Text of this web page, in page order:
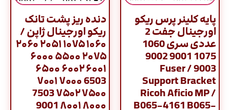
پایه کلینر پرس ریکو
اورجینال جفت 2
عددی سری 1060
1075 9001 9002
9003 / Fuser
Support Bracket
Ricoh Aficio MP /
B065-4161 B065-
دنده ریز پشت تانک
ریکو اورجینال ژاپن /
۱۰۶۰ ۱۰۷۵ ۲۰۵۱ ۲۰۶۰
۲۰۷۵ ۵۵۰۰ ۶۰۰۰
۶۰۰۱ ۶۰۰۲ ۶۵۰۰
6503 ۷۰۰۰ ۷۰۰۱
۷۵۰۰ ۷۵۰۲ 7503
۸۰۰۰ ۸۰۰۱ 9001